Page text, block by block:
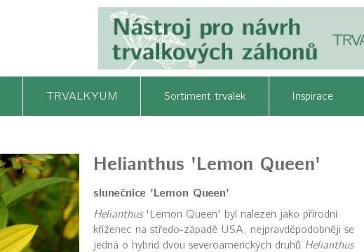
TRVALKYUM Sortiment trvalek Inspirace
Helianthus 'Lemon Queen'
slunečnice 'Lemon Queen'
Helianthus'Lemon Queen' byl nalezen jako přírodní
kříženec na středo-západě USA, nejpravděpodobněji se
jedná o hybrid dvou severoamerických druhů Helianthus